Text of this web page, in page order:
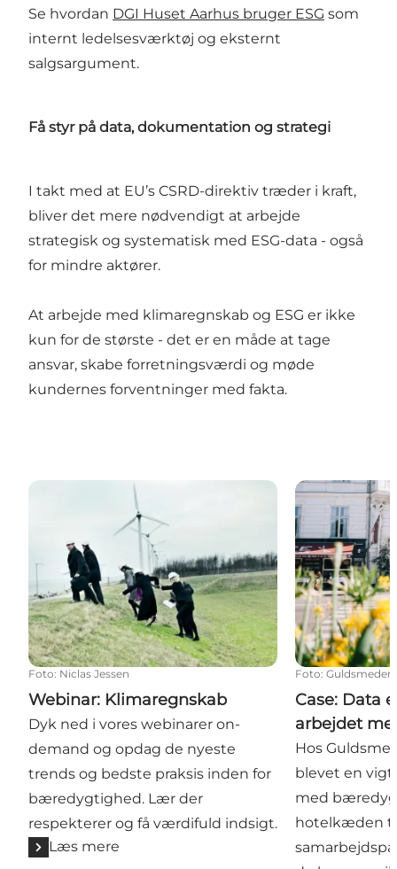
Se hvordan DGI Huset Aarhus bruger ESG som
internt ledelsesværktøj og eksternt
salgsargument.
Få styr på data, dokumentation og strategi
I takt med at EU’s CSRD-direktiv træder i kraft,
bliver det mere nødvendigt at arbejde
strategisk og systematisk med ESG-data - også
for mindre aktører.
At arbejde med klimaregnskab og ESG er ikke
kun for de største - det er en måde at tage
ansvar, skabe forretningsværdi og møde
kundernes forventninger med fakta.
Webinar: Klimaregnskab
Foto: Niclas Jessen
Webinar: Klimaregnskab
Dyk ned i vores webinarer on-
demand og opdag de nyeste
trends og bedste praksis inden for
bæredygtighed. Lær der
respekterer og få værdifuld indsigt.
Læs mere
Case: Data
Foto:
Case: Data
arbejdet
Hos
blevet en
med
hotelkæden